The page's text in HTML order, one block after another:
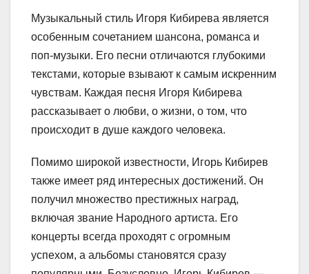
Музыкальный стиль Игоря Кибирева является
особенным сочетанием шансона, романса и
поп-музыки. Его песни отличаются глубокими
текстами, которые взывают к самым искренним
чувствам. Каждая песня Игоря Кибирева
рассказывает о любви, о жизни, о том, что
происходит в душе каждого человека.
Помимо широкой известности, Игорь Кибирев
также имеет ряд интересных достижений. Он
получил множество престижных наград,
включая звание Народного артиста. Его
концерты всегда проходят с огромным
успехом, а альбомы становятся сразу